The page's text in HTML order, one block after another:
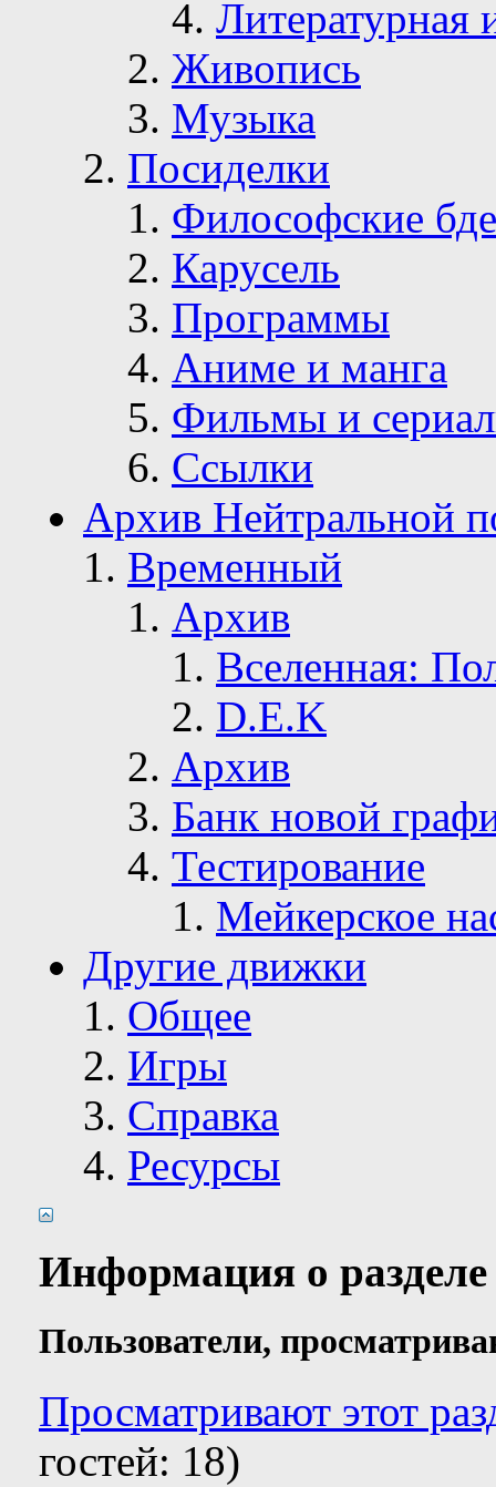
Живопись
Музыка
Посиделки
Философские
Карусель
Программы
Аниме и манга
Фильмы и
Ссылки
Архив Нейтральной
Временный
Архив
Вселенная:
D.E.K
Архив
Банк новой
Тестирование
Мейкерское
Другие движки
Общее
Игры
Справка
Ресурсы
Информация о
Пользователи,
Просматривают этот
гостей: 18)